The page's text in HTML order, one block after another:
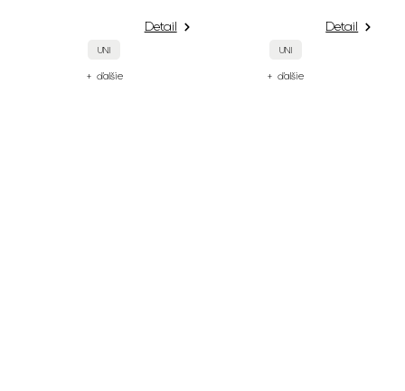
Detail
UNI
+ ďalšie
Detail
UNI
+ ďalšie